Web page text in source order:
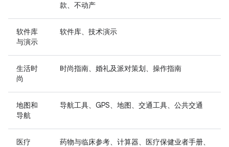
款、不动产
软件库
与演示
软件库、技术演示
生活时
尚
时尚指南、婚礼及派对策划、操作指南
地图和
导航
导航工具、GPS、地图、交通工具、公共交通
医疗
药物与临床参考、计算器、医疗保健业者手册、